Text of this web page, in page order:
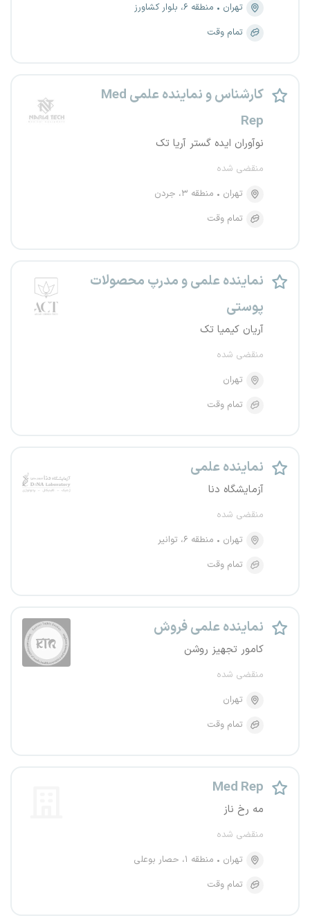
تهران
منطقه ۶، بلوار کشاورز
تمام وقت
کارشناس و نماینده علمی Med
Rep
نوآوران ایده گستر آریا تک
منقضی شده
تهران
منطقه ۳، جردن
تمام وقت
نماینده علمی و مدرپ محصولات
پوستی
آریان کیمیا تک
منقضی شده
تهران
تمام وقت
نماینده علمی
آزمایشگاه دنا
منقضی شده
تهران
منطقه ۶، توانیر
تمام وقت
نماینده علمی فروش
کامور تجهیز روشن
منقضی شده
تهران
تمام وقت
Med Rep
مه رخ ناز
منقضی شده
تهران
منطقه ۱، حصار بوعلی
تمام وقت